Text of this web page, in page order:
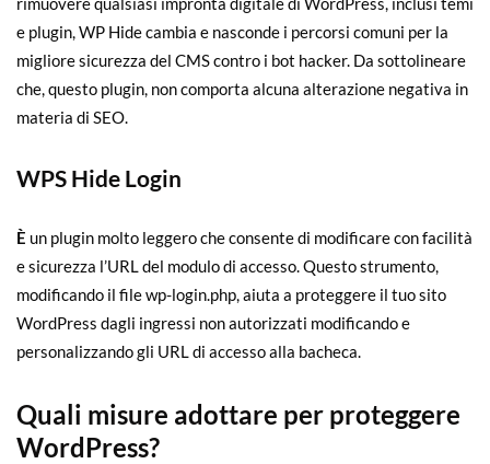
e plugin, WP Hide cambia e nasconde i percorsi comuni per la
migliore sicurezza del CMS contro i bot hacker. Da sottolineare
che, questo plugin, non comporta alcuna alterazione negativa in
materia di SEO.
WPS Hide Login
È un plugin molto leggero che consente di modificare con facilità
e sicurezza l’URL del modulo di accesso. Questo strumento,
modificando il file wp-login.php, aiuta a proteggere il tuo sito
WordPress dagli ingressi non autorizzati modificando e
personalizzando gli URL di accesso alla bacheca.
Quali misure adottare per proteggere
WordPress?